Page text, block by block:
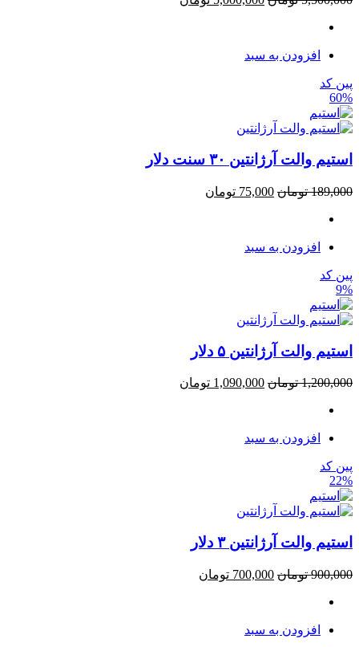
افزودن به سبد
پین کد
60%
استیم والت آرژانتین ۳۰ سنت دلار
189,000 تومان 75,000 تومان
افزودن به سبد
پین کد
9%
استیم والت آرژانتین ۵ دلار
1,200,000 تومان 1,090,000 تومان
افزودن به سبد
پین کد
22%
استیم والت آرژانتین ۳ دلار
900,000 تومان 700,000 تومان
افزودن به سبد